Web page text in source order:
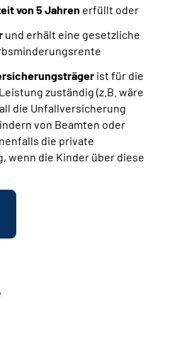
von 5 Jahren erfüllt oder
und erhält eine gesetzliche
ist für die
zuständig (z.B. wäre
die Unfallversicherung
von Beamten oder
die private
wenn die Kinder über diese